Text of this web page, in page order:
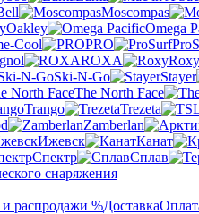
Moscompas
Oakley Omega
Cool
PRO
ROXA Roxy
Ski-N-Go Stayer
The North Face
Trango Trezeta
Zamberlan
Ижевск Канат
Спектр Сплав
снаряжения
распродажи %Доставка